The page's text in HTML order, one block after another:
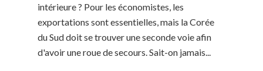
intérieure ? Pour les économistes, les
exportations sont essentielles, mais la Corée
du Sud doit se trouver une seconde voie afin
d'avoir une roue de secours. Sait-on jamais...